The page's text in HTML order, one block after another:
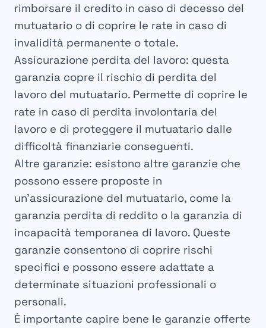
rimborsare il credito in caso di decesso del
mutuatario o di coprire le rate in caso di
invalidità permanente o totale.
Assicurazione perdita del lavoro: questa
garanzia copre il rischio di perdita del
lavoro del mutuatario. Permette di coprire le
rate in caso di perdita involontaria del
lavoro e di proteggere il mutuatario dalle
difficoltà finanziarie conseguenti.
Altre garanzie: esistono altre garanzie che
possono essere proposte in
un’assicurazione del mutuatario, come la
garanzia perdita di reddito o la garanzia di
incapacità temporanea di lavoro. Queste
garanzie consentono di coprire rischi
specifici e possono essere adattate a
determinate situazioni professionali o
personali.
È importante capire bene le garanzie offerte